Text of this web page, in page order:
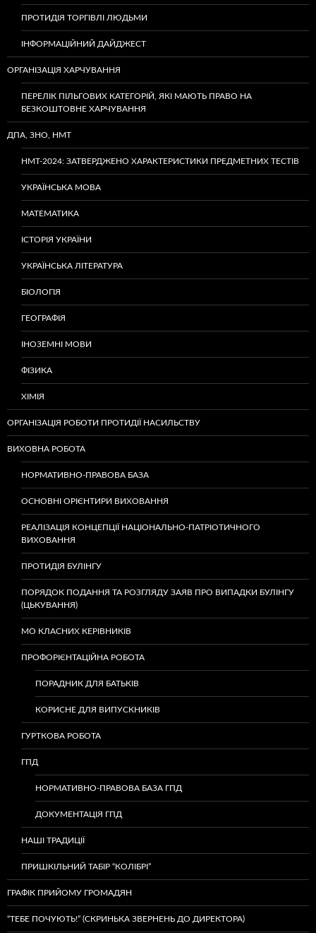
ПРОТИДІЯ ТОРГІВЛІ ЛЮДЬМИ
ІНФОРМАЦІЙНИЙ ДАЙДЖЕСТ
ОРГАНІЗАЦІЯ ХАРЧУВАННЯ
ПЕРЕЛІК ПІЛЬГОВИХ КАТЕГОРІЙ, ЯКІ МАЮТЬ ПРАВО НА
БЕЗКОШТОВНЕ ХАРЧУВАННЯ
ДПА, ЗНО, НМТ
НМТ-2024: ЗАТВЕРДЖЕНО ХАРАКТЕРИСТИКИ ПРЕДМЕТНИХ ТЕСТІВ
УКРАЇНСЬКА МОВА
МАТЕМАТИКА
ІСТОРІЯ УКРАЇНИ
УКРАЇНСЬКА ЛІТЕРАТУРА
БІОЛОГІЯ
ГЕОГРАФІЯ
ІНОЗЕМНІ МОВИ
ФІЗИКА
ХІМІЯ
ОРГАНІЗАЦІЯ РОБОТИ ПРОТИДІЇ НАСИЛЬСТВУ
ВИХОВНА РОБОТА
НОРМАТИВНО-ПРАВОВА БАЗА
ОСНОВНІ ОРІЄНТИРИ ВИХОВАННЯ
РЕАЛІЗАЦІЯ КОНЦЕПЦІЇ НАЦІОНАЛЬНО-ПАТРІОТИЧНОГО
ВИХОВАННЯ
ПРОТИДІЯ БУЛІНГУ
ПОРЯДОК ПОДАННЯ ТА РОЗГЛЯДУ ЗАЯВ ПРО ВИПАДКИ БУЛІНГУ
(ЦЬКУВАННЯ)
МО КЛАСНИХ КЕРІВНИКІВ
ПРОФОРІЄНТАЦІЙНА РОБОТА
ПОРАДНИК ДЛЯ БАТЬКІВ
КОРИСНЕ ДЛЯ ВИПУСКНИКІВ
ГУРТКОВА РОБОТА
ГПД
НОРМАТИВНО-ПРАВОВА БАЗА ГПД
ДОКУМЕНТАЦІЯ ГПД
НАШІ ТРАДИЦІЇ
ПРИШКІЛЬНИЙ ТАБІР “КОЛІБРІ”
ГРАФІК ПРИЙОМУ ГРОМАДЯН
“ТЕБЕ ПОЧУЮТЬ!” (СКРИНЬКА ЗВЕРНЕНЬ ДО ДИРЕКТОРА)